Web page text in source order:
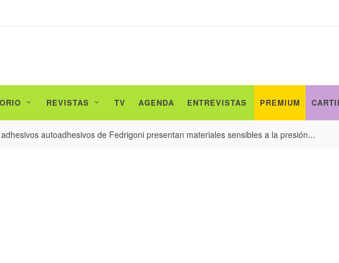
REVISTAS TV AGENDA ENTREVISTAS PREMIUM
autoadhesivos de Fedrigoni presentan materiales sensibles a la presión...